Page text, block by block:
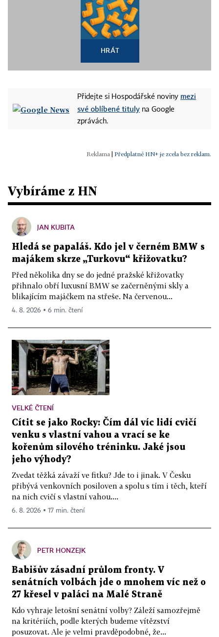
HRÁT
Přidejte si Hospodářské noviny mezi
své oblíbené tituly na Google
zprávách.
Předplatné HN+ je zcela bez reklam.
Vybíráme z HN
JAN KUBITA
Hledá se papaláš. Kdo jel v černém BMW s
majákem skrze „Turkovu“ křižovatku?
Před několika dny se do jedné pražské křižovatky
přihnalo obří luxusní BMW se začerněnými skly a
blikajícím majáčkem na střeše. Na červenou...
4. 8. 2026 ▪ 6 min. čtení
VELKÉ ČTENÍ
Cítit se jako Rocky: Čím dál víc lidí cvičí
venku s vlastní vahou a vrací se ke
kořenům silového tréninku. Jaké jsou
jeho výhody?
Zvedat těžká závaží ve fitku? Jde to i jinak. V Česku
přibývá venkovních posiloven a spolu s tím i těch, kteří
na nich cvičí s vlastní vahou....
6. 8. 2026 ▪ 17 min. čtení
PETR HONZEJK
Babišův zásadní průlom fronty. V
senátních volbách jde o mnohem víc než o
27 křesel v paláci na Malé Straně
Kdo vyhraje letošní senátní volby? Záleží samozřejmě
na kritériích, podle kterých budeme vítězství
posuzovat. Ale je velmi pravděpodobné, že...